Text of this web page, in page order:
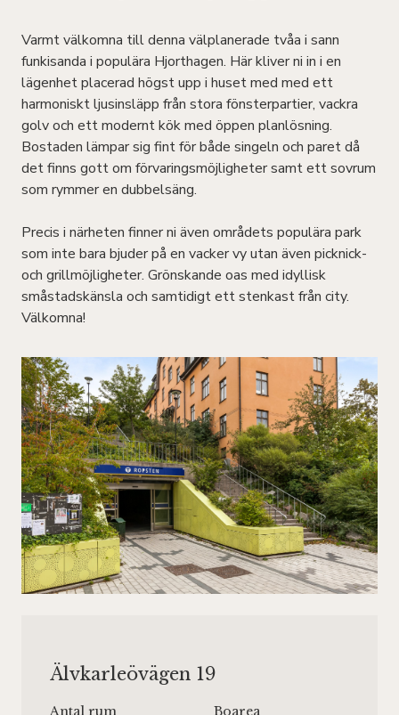
Varmt välkomna till denna välplanerade tvåa i sann
funkisanda i populära Hjorthagen. Här kliver ni in i en
lägenhet placerad högst upp i huset med med ett
harmoniskt ljusinsläpp från stora fönsterpartier, vackra
golv och ett modernt kök med öppen planlösning.
Bostaden lämpar sig fint för både singeln och paret då
det finns gott om förvaringsmöjligheter samt ett sovrum
som rymmer en dubbelsäng.
Precis i närheten finner ni även områdets populära park
som inte bara bjuder på en vacker vy utan även picknick-
och grillmöjligheter. Grönskande oas med idyllisk
småstadskänsla och samtidigt ett stenkast från city.
Välkomna!
Älvkarleövägen 19
Antal rum
Boarea